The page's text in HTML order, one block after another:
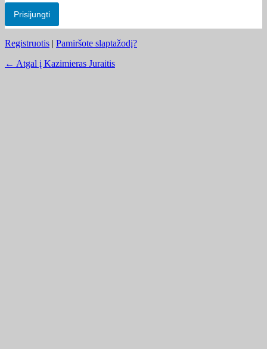
Registruotis | Pamiršote slaptažodį?
← Atgal į Kazimieras Juraitis